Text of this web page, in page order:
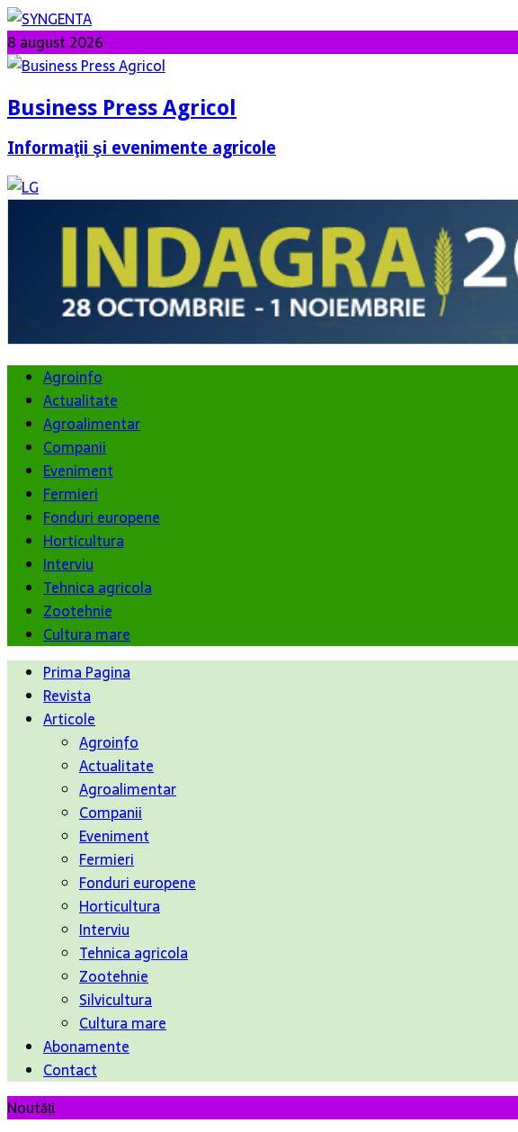
8 august 2026
Business Press Agricol
Informaţii şi evenimente agricole
Agroinfo
Actualitate
Agroalimentar
Companii
Eveniment
Fermieri
Fonduri europene
Horticultura
Interviu
Tehnica agricola
Zootehnie
Cultura mare
Prima Pagina
Revista
Articole
Agroinfo
Actualitate
Agroalimentar
Companii
Eveniment
Fermieri
Fonduri europene
Horticultura
Interviu
Tehnica agricola
Zootehnie
Silvicultura
Cultura mare
Abonamente
Contact
Noutăți